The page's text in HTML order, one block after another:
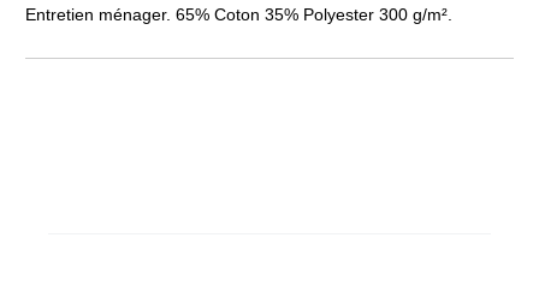
Entretien ménager. 65% Coton 35% Polyester 300 g/m².